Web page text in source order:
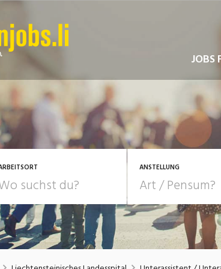
JOBS
ANSTELLUNG
10-100%
Temporär (befristet)
Bau, Handwerk, Elektro